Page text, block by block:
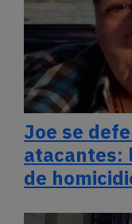
Joe se
atacantes:
de